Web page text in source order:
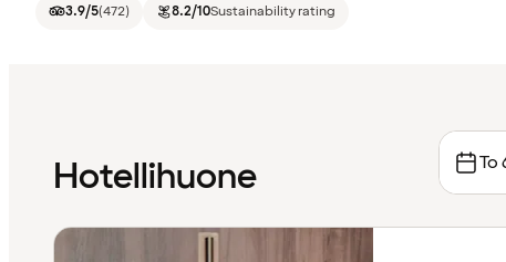
3.9/5(472) 8.2/10Sustainability rating
Hotellihuone To